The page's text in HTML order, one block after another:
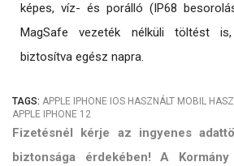
képes, víz- és porálló (IP68
MagSafe vezeték nélküli töltést
biztosítva egész napra.
TAGS: APPLE IPHONE IOS HASZNÁLT MOBIL
APPLE IPHONE 12
Fizetésnél kérje az ingyenes
biztonsága érdekében! A